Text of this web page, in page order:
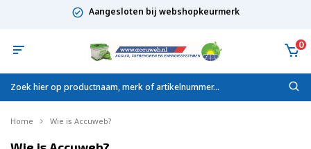
Aangesloten bij webshopkeurmerk
0
Home Wie is Accuweb?